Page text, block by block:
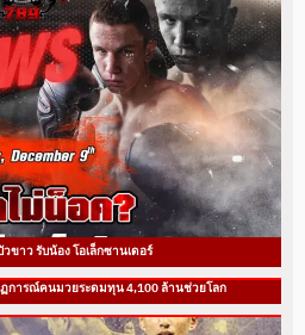
ขาว รับน้อง โอเล็กซานเดอร์
ฏการณ์คนมวยระดมทุน 4,100 ล้านช่วยโลก